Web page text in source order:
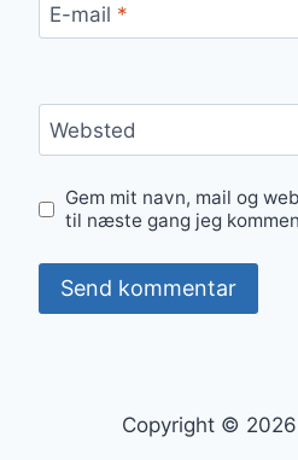
E-mail *
Websted
Gem mit navn, mail og
til næste gang jeg
Copyright ©